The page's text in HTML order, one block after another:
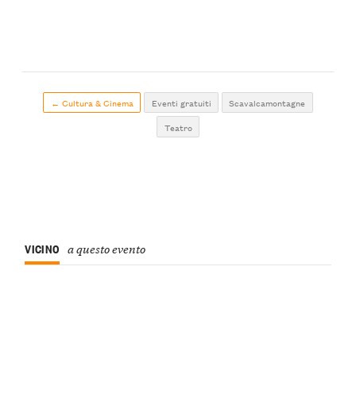
← Cultura & Cinema Eventi gratuiti
Scavalcamontagne
Teatro
VICINO a questo evento